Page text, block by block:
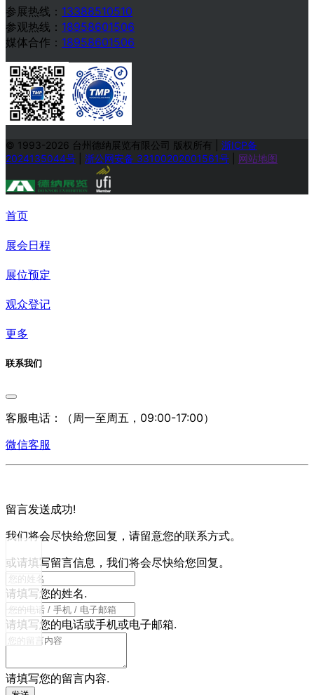
参展热线： 13388510510
参观热线： 18958601506
媒体合作： 18958601506
© 1993-2026 台州德纳展览有限公司 版权所有
浙ICP备
2024135044号
浙公网安备 33100202001561号 网站地图
首页
展会日程
展位预定
观众登记
更多
联系我们
客服电话：
（周一至周五，09:00-17:00）
微信客服
留言发送成功!
我们将会尽快给您回复，请留意您的联系方式。
或请填写留言信息，我们将会尽快给您回复。
请填写您的姓名.
请填写您的电话或手机或电子邮箱.
请填写您的留言内容.